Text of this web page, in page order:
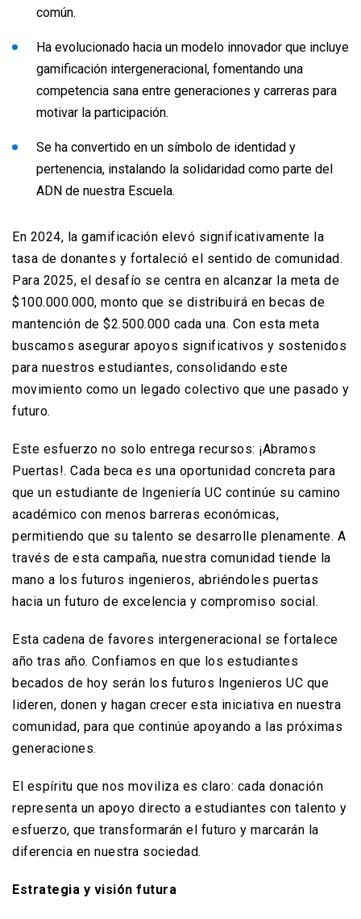
común.
Ha evolucionado hacia un modelo innovador que incluye
gamificación intergeneracional, fomentando una
competencia sana entre generaciones y carreras para
motivar la participación.
Se ha convertido en un símbolo de identidad y
pertenencia, instalando la solidaridad como parte del
ADN de nuestra Escuela.
En 2024, la gamificación elevó significativamente la
tasa de donantes y fortaleció el sentido de comunidad.
Para 2025, el desafío se centra en alcanzar la meta de
$100.000.000, monto que se distribuirá en becas de
mantención de $2.500.000 cada una. Con esta meta
buscamos asegurar apoyos significativos y sostenidos
para nuestros estudiantes, consolidando este
movimiento como un legado colectivo que une pasado y
futuro.
Este esfuerzo no solo entrega recursos: ¡Abramos
Puertas!. Cada beca es una oportunidad concreta para
que un estudiante de Ingeniería UC continúe su camino
académico con menos barreras económicas,
permitiendo que su talento se desarrolle plenamente. A
través de esta campaña, nuestra comunidad tiende la
mano a los futuros ingenieros, abriéndoles puertas
hacia un futuro de excelencia y compromiso social.
Esta cadena de favores intergeneracional se fortalece
año tras año. Confiamos en que los estudiantes
becados de hoy serán los futuros Ingenieros UC que
lideren, donen y hagan crecer esta iniciativa en nuestra
comunidad, para que continúe apoyando a las próximas
generaciones.
El espíritu que nos moviliza es claro: cada donación
representa un apoyo directo a estudiantes con talento y
esfuerzo, que transformarán el futuro y marcarán la
diferencia en nuestra sociedad.
Estrategia y visión futura